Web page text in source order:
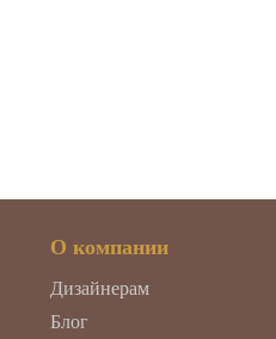
О компании
Дизайнерам
Блог